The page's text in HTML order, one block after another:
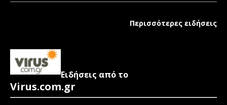
Περισσότερες ειδήσεις
Ειδήσεις από το
Virus.com.gr